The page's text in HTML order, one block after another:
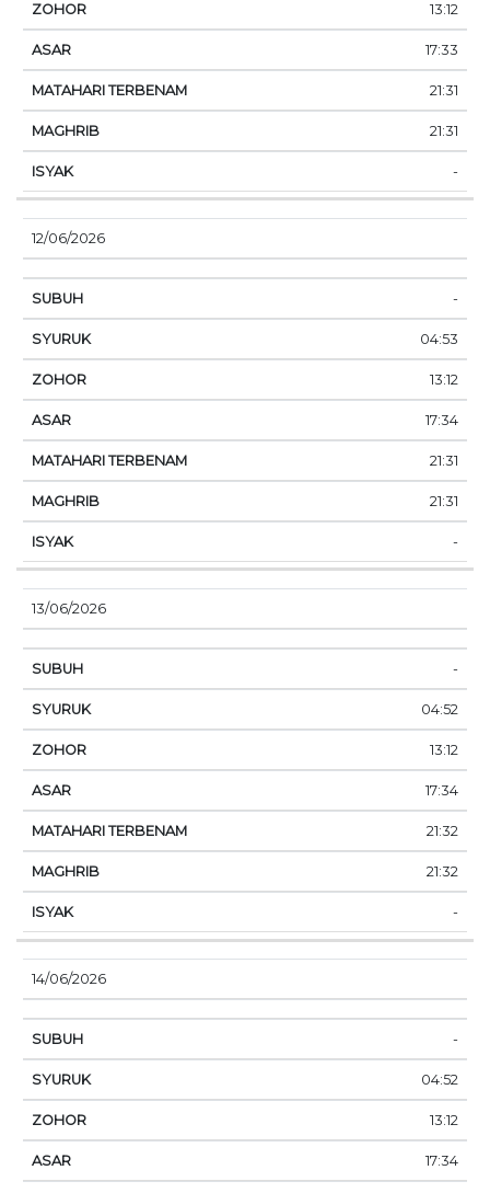
13:12
17:33
21:31
21:31
-
12/06/2026
-
04:53
13:12
17:34
21:31
21:31
-
13/06/2026
-
04:52
13:12
17:34
21:32
21:32
-
14/06/2026
-
04:52
13:12
17:34